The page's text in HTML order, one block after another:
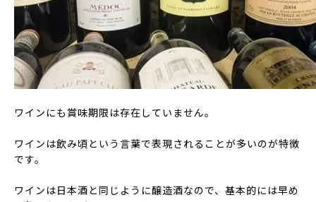
ワインにも賞味期限は存在していません。
ワインは飲み頃という言葉で表現されることが多いのが特徴
です。
ワインは日本酒と同じように醸造酒なので、基本的には早め